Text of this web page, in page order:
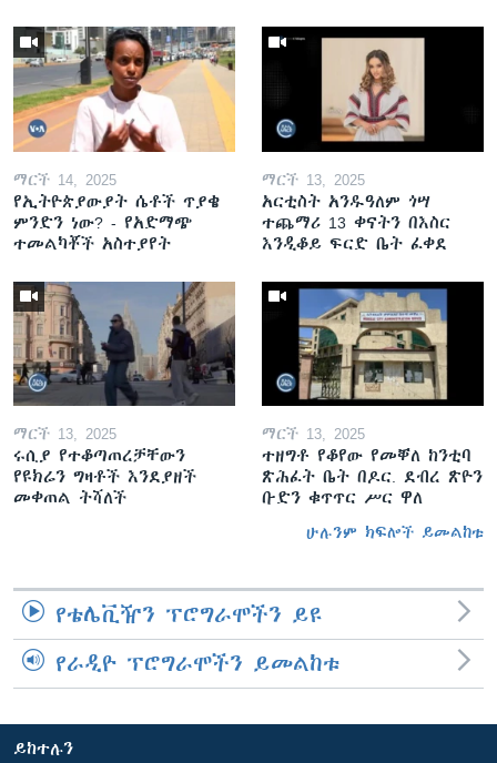
ማርች 14, 2025
የኢትዮጵያውያት ሴቶች ጥያቄ
ምንድን ነው? - የአድማጭ
ተመልካቾች አስተያየት
ማርች 13, 2025
አርቲስት አንዱዓለም ጎሣ
ተጨማሪ 13 ቀናትን በእስር
እንዲቆይ ፍርድ ቤት ፈቀደ
ማርች 13, 2025
ሩሲያ የተቆጣጠረቻቸውን
የዩክሬን ግዛቶች እንደያዘች
መቀጠል ትሻለች
ማርች 13, 2025
ተዘግቶ የቆየው የመቐለ ከንቲባ
ጽሕፈት ቤት በዶር. ደብረ ጽዮን
ቡድን ቁጥጥር ሥር ዋለ
ሁሉንም ክፍሎች ይመልከቱ
የቴሌቪዥን ፕሮግራሞችን ይዩ
የራዲዮ ፕሮግራሞችን ይመልከቱ
ይከተሉን